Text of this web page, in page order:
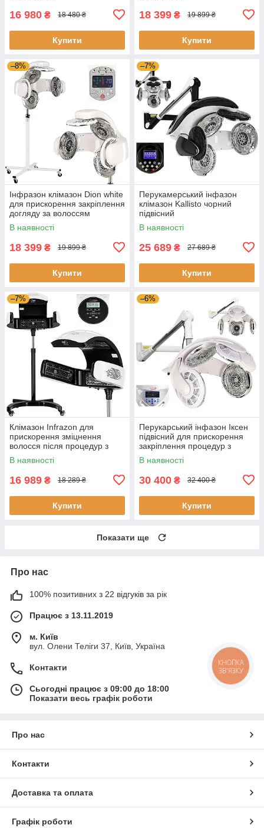
16 980 ₴ 18 480 ₴
Купити
18 399 ₴ 19 899 ₴
Купити
–8%
Інфразон клімазон Dion white
для прискорення закріплення
догляду за волоссям
В наявності
18 399 ₴ 19 899 ₴
Купити
–7%
Перукамерський інфазон
клімазон Kallisto чорний
підвісний
В наявності
25 689 ₴ 27 689 ₴
Купити
–7%
Клімазон Infrazon для
прискорення зміцнення
волосся після процедур з
догляду за волоссям
В наявності
16 989 ₴ 18 289 ₴
Купити
–6%
Перукарський інфазон Іксен
підвісний для прискорення
закріплення процедур з
догляду
В наявності
30 400 ₴ 32 400 ₴
Купити
Показати ще
Про нас
100% позитивних з 22 відгуків за рік
Працює з 13.11.2019
м. Київ
вул. Олени Теліги 37, Київ, Україна
Контакти
Сьогодні працює з 09:00 до 18:00
Показати весь графік роботи
Про нас
Контакти
Доставка та оплата
Графік роботи
КНОПКА
ЗВ'ЯЗКУ